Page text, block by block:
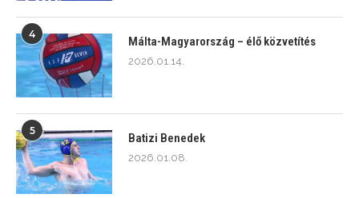
4
Málta-Magyarország – élő közvetítés
2026.01.14.
5
Batizi Benedek
2026.01.08.